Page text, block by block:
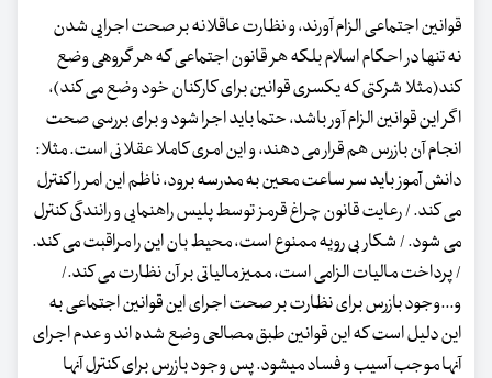
قوانین اجتماعی الزام آورند، و نظارت عاقلانه بر صحت اجرایی شدن
نه تنها در احکام اسلام بلکه هر قانون اجتماعی که هر گروهی وضع
کند(مثلا شرکتی که یکسری قوانین برای کارکنان خود وضع می کند)،
اگر این قوانین الزام آور باشد، حتما باید اجرا شود و برای بررسی صحت
انجام آن بازرس هم قرار می دهند، و این امری کاملا عقلانی است. مثلا:
دانش آموز باید سر ساعت معین به مدرسه برود، ناظم این امر را کنترل
می کند. / رعایت قانون چراغ قرمز توسط پلیس راهنمایی و رانندگی کنترل
می شود. / شکار بی رویه ممنوع است، محیط بان این را مراقبت می کند.
/ پرداخت مالیات الزامی است، ممیز مالیاتی بر آن نظارت می کند./
و...وجود بازرس برای نظارت بر صحت اجرای این قوانین اجتماعی به
این دلیل است که این قوانین طبق مصالحی وضع شده اند و عدم اجرای
آنها موجب آسیب و فساد میشود. پس وجود بازرس برای کنترل آنها